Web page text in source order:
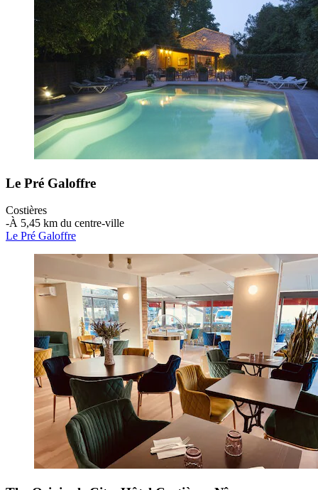
Le Pré Galoffre
Costières
‐À 5,45 km du centre-ville
Le Pré Galoffre